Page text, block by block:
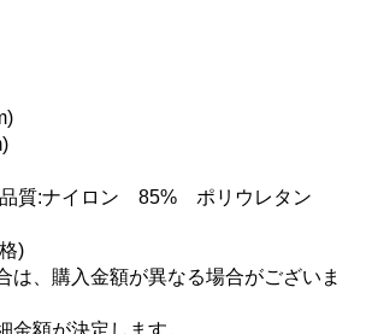
品質:ナイロン 85% ポリウレタン
)
は、購入金額が異なる場合がございま